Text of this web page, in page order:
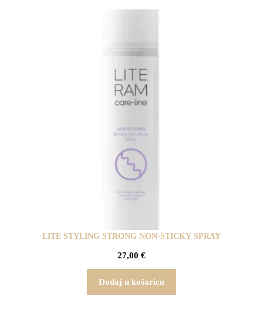
LITE STYLING STRONG NON-STICKY SPRAY
27,00 €
Dodaj u košaricu